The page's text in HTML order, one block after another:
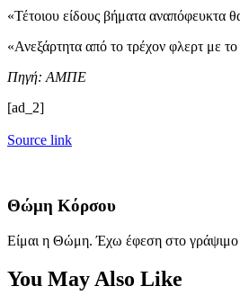
«Τέτοιου είδους βήματα αναπόφευκτα
«Ανεξάρτητα από το τρέχον φλερτ με
Πηγή: ΑΜΠΕ
[ad_2]
Source link
Θώμη Κόρσου
Είμαι η Θώμη. Έχω έφεση στο γράψιμο
You May Also Like